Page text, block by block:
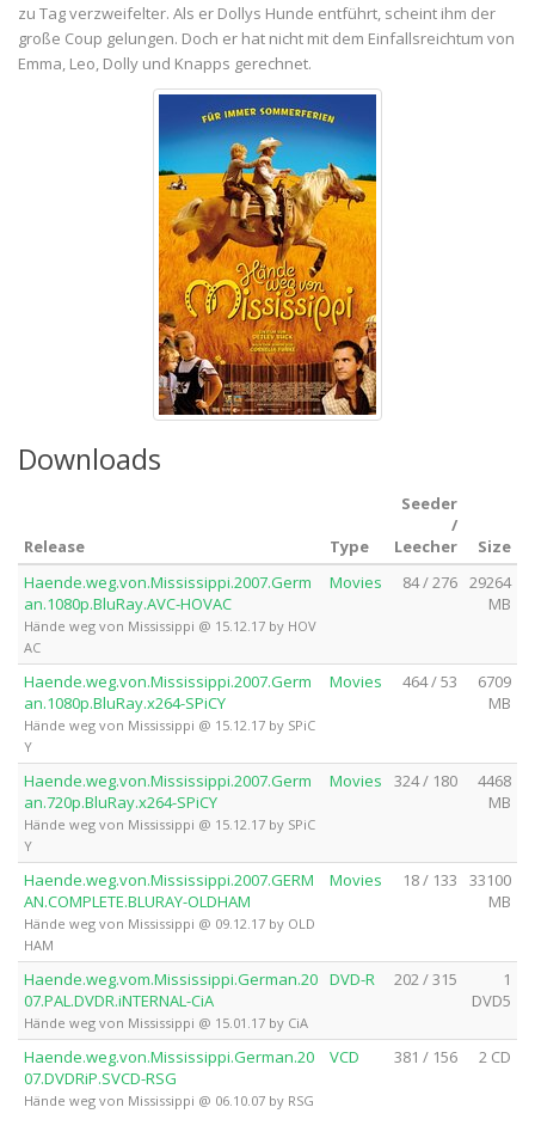
zu Tag verzweifelter. Als er Dollys Hunde entführt, scheint ihm der
große Coup gelungen. Doch er hat nicht mit dem Einfallsreichtum von
Emma, Leo, Dolly und Knapps gerechnet.
Downloads
Release Type
Seeder
/
Leecher
Size
Haende.weg.von.Mississippi.2007.Germ
an.1080p.BluRay.AVC-HOVAC
Hände weg von Mississippi @ 15.12.17 by HOV
AC
Movies 84 / 276 29264
MB
Haende.weg.von.Mississippi.2007.Germ
an.1080p.BluRay.x264-SPiCY
Hände weg von Mississippi @ 15.12.17 by SPiC
Y
Movies 464 / 53
6709
MB
Haende.weg.von.Mississippi.2007.Germ
an.720p.BluRay.x264-SPiCY
Hände weg von Mississippi @ 15.12.17 by SPiC
Y
Movies 324 / 180
4468
MB
Haende.weg.von.Mississippi.2007.GERM
AN.COMPLETE.BLURAY-OLDHAM
Hände weg von Mississippi @ 09.12.17 by OLD
HAM
Movies 18 / 133
33100
MB
Haende.weg.vom.Mississippi.German.20
07.PAL.DVDR.iNTERNAL-CiA
Hände weg von Mississippi @ 15.01.17 by CiA
DVD-R 202 / 315
1
DVD5
Haende.weg.von.Mississippi.German.20
07.DVDRiP.SVCD-RSG
Hände weg von Mississippi @ 06.10.07 by RSG
VCD 381 / 156 2 CD